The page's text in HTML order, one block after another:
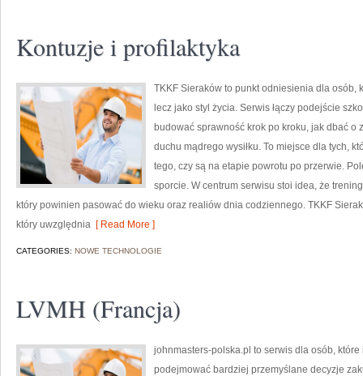
Kontuzje i profilaktyka
TKKF Sieraków to punkt odniesienia dla osób,
lecz jako styl życia. Serwis łączy podejście
budować sprawność krok po kroku, jak dbać
duchu mądrego wysiłku. To miejsce dla tych,
tego, czy są na etapie powrotu po przerwie.
sporcie. W centrum serwisu stoi idea, że
który powinien pasować do wieku oraz realiów dnia codziennego. TKKF
który uwzględnia [ Read More ]
CATEGORIES: NOWE TECHNOLOGIE
LVMH (Francja)
johnmasters-polska.pl to serwis dla osób,
podejmować bardziej przemyślane decyzje